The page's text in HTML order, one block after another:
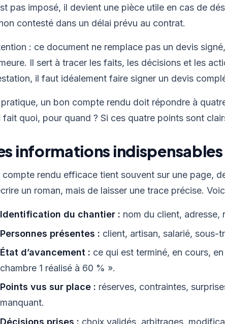
pas imposé, il devient une pièce utile en cas de
contesté dans un délai prévu au contrat.
: ce document ne remplace pas un devis
Il sert à tracer les faits, les décisions et les
il faut idéalement faire signer un devis
pratique, un bon compte rendu doit répondre à
fait quoi, pour quand ? Si ces quatre points sont
informations
compte rendu efficace tient souvent sur une page,
un roman, mais de laisser une trace précise.
Identification du chantier : nom du client, adresse,
Personnes présentes : client, artisan, salarié, sous-
État d’avancement : ce qui est terminé, en cours,
chambre 1 réalisé à 60 % ».
Points vus sur place : réserves, contraintes,
manquant.
Décisions prises : choix validés, arbitrages,